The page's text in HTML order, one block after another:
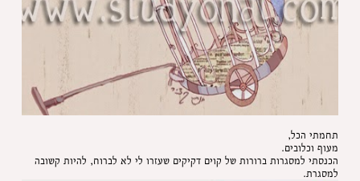
תחמתי הכל,
מעוף וכלובים.
הכנסתי למסגרות ברורות של קוים דקיקים שעזרו לי לא לברוח, להיות קשובה
למסגרת.